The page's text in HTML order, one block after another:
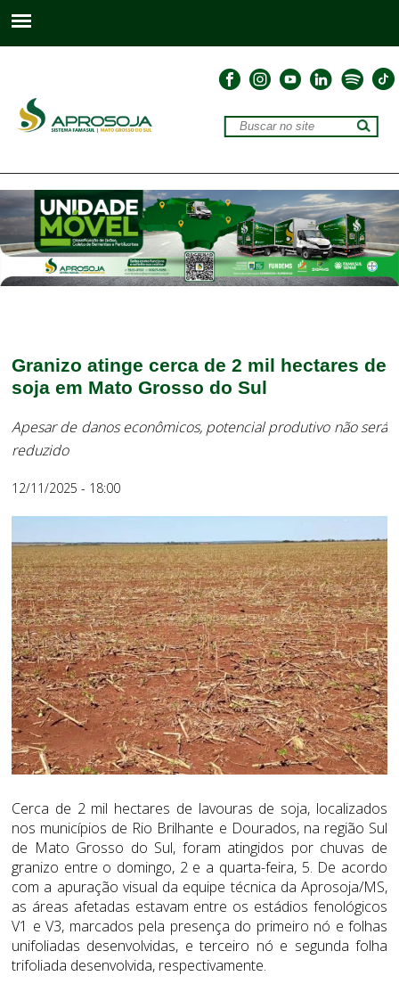
Granizo atinge cerca de 2 mil hectares de
soja em Mato Grosso do Sul
Apesar de danos econômicos, potencial produtivo não será
reduzido
12/11/2025 - 18:00
Cerca de 2 mil hectares de lavouras de soja, localizados
nos municípios de Rio Brilhante e Dourados, na região Sul
de Mato Grosso do Sul, foram atingidos por chuvas de
granizo entre o domingo, 2 e a quarta-feira, 5. De acordo
com a apuração visual da equipe técnica da Aprosoja/MS,
as áreas afetadas estavam entre os estádios fenológicos
V1 e V3, marcados pela presença do primeiro nó e folhas
unifoliadas desenvolvidas, e terceiro nó e segunda folha
trifoliada desenvolvida, respectivamente.